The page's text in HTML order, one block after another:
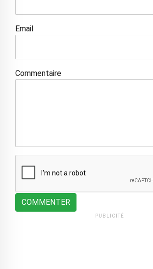
Email
Commentaire
COMMENTER
PUBLICITÉ